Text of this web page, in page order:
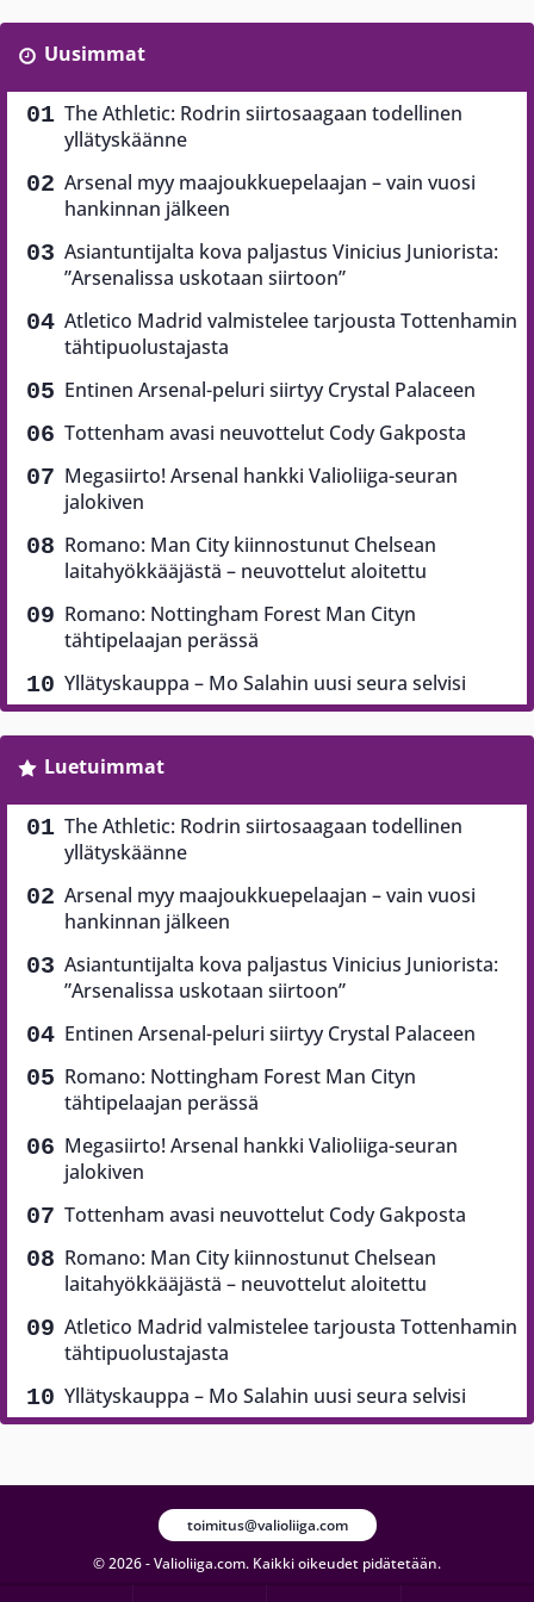
Uusimmat
The Athletic: Rodrin siirtosaagaan todellinen
yllätyskäänne
Arsenal myy maajoukkuepelaajan – vain vuosi
hankinnan jälkeen
Asiantuntijalta kova paljastus Vinicius Juniorista:
”Arsenalissa uskotaan siirtoon”
Atletico Madrid valmistelee tarjousta Tottenhamin
tähtipuolustajasta
Entinen Arsenal-peluri siirtyy Crystal Palaceen
Tottenham avasi neuvottelut Cody Gakposta
Megasiirto! Arsenal hankki Valioliiga-seuran
jalokiven
Romano: Man City kiinnostunut Chelsean
laitahyökkääjästä – neuvottelut aloitettu
Romano: Nottingham Forest Man Cityn
tähtipelaajan perässä
Yllätyskauppa – Mo Salahin uusi seura selvisi
Luetuimmat
The Athletic: Rodrin siirtosaagaan todellinen
yllätyskäänne
Arsenal myy maajoukkuepelaajan – vain vuosi
hankinnan jälkeen
Asiantuntijalta kova paljastus Vinicius Juniorista:
”Arsenalissa uskotaan siirtoon”
Entinen Arsenal-peluri siirtyy Crystal Palaceen
Romano: Nottingham Forest Man Cityn
tähtipelaajan perässä
Megasiirto! Arsenal hankki Valioliiga-seuran
jalokiven
Tottenham avasi neuvottelut Cody Gakposta
Romano: Man City kiinnostunut Chelsean
laitahyökkääjästä – neuvottelut aloitettu
Atletico Madrid valmistelee tarjousta Tottenhamin
tähtipuolustajasta
Yllätyskauppa – Mo Salahin uusi seura selvisi
© 2026 - Valioliiga.com. Kaikki oikeudet pidätetään.
toimitus@valioliiga.com